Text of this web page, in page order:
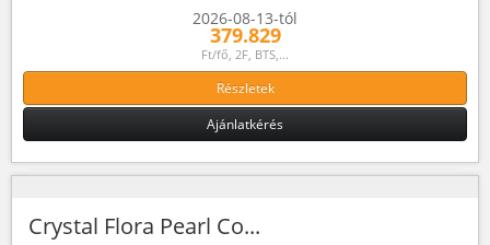
2026-08-13-tól
379.829
Ft/fő, 2F, BTS,...
Részletek
Ajánlatkérés
Crystal Flora Pearl Co...